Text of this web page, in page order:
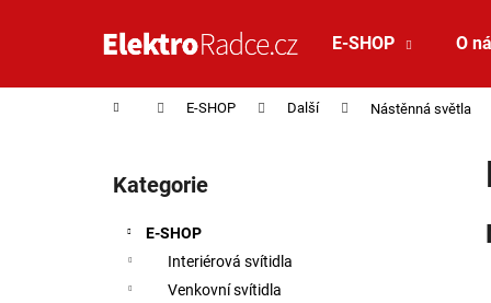
E-SHOP O
Domů E-SHOP Další Nástěnná světla
Přeskočit kategorie
Kategorie
E-SHOP
Interiérová svítidla
Venkovní svítidla
Zpět
do
Zpět
do